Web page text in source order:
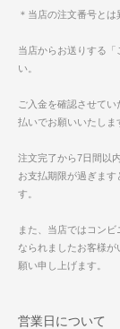
＊当店の注文番号とは
当店からお送りする
い。
ご入金を確認させて
払いでお願いいたしま
注文完了から7日間以
お支払期限が過ぎま
す。
また、当店ではコン
なられましたお客様
願い申し上げます。
営業日について